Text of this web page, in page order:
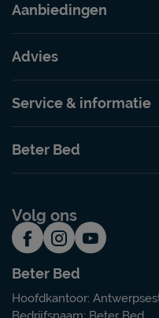
Aanbiedingen
Advies
Service & informatie
Beter Bed
Volg ons
Beter Bed
Hoofdkantoor: